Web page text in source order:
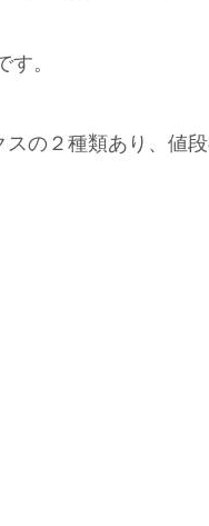
。
の２種類あり、値段